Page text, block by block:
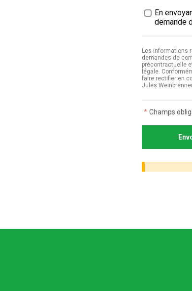
Traitement
En
demande
Les informations
demandes de
précontractuelle
légale.
faire rectifier en
Jules
* Champs